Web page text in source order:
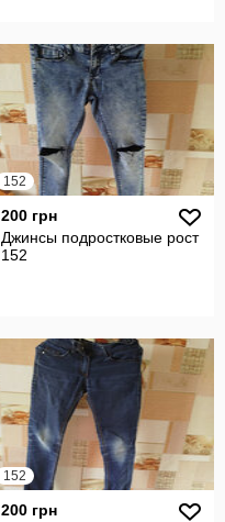
152
200 грн
Джинсы подростковые рост
152
152
200 грн